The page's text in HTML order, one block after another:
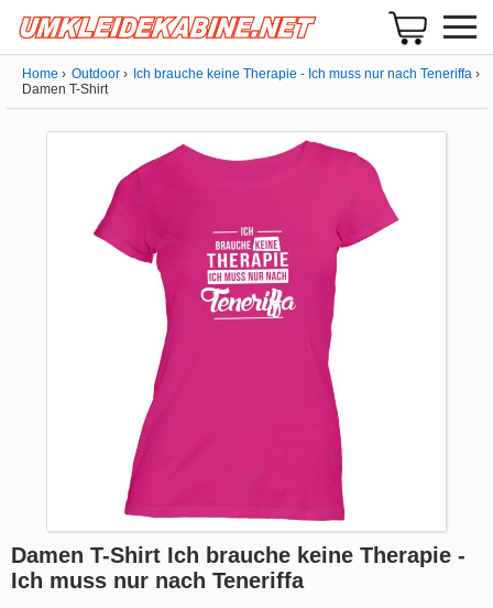
Home Outdoor
Ich brauche keine Therapie - Ich muss nur nach Teneriffa
Damen T-Shirt
Damen T-Shirt Ich brauche keine Therapie -
Ich muss nur nach Teneriffa